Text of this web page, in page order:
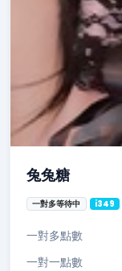
兔兔糖
一對多等待中 i349
一對多點數
一對一點數